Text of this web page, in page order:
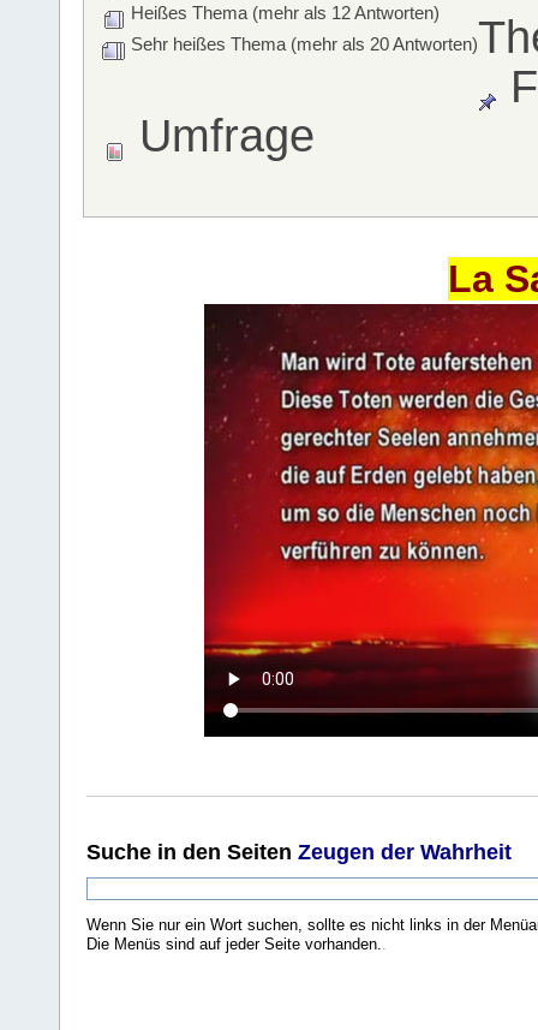
Heißes Thema (mehr als 12 Antworten)
Sehr heißes Thema (mehr als 20 Antworten)
Umfrage
La
Suche in den Seiten Zeugen der Wahrheit
Wenn Sie nur ein Wort suchen, sollte es nicht links in der
Die Menüs sind auf jeder Seite vorhanden..